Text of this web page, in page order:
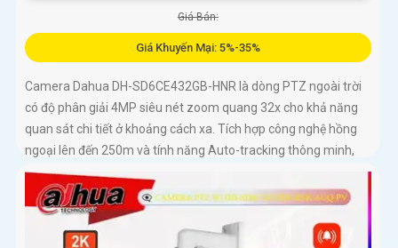
Giá Bán:
Giá Khuyến Mại: 5%-35%
Camera Dahua DH-SD6CE432GB-HNR là dòng PTZ ngoài trời
có độ phân giải 4MP siêu nét zoom quang 32x cho khả năng
quan sát chi tiết ở khoảng cách xa. Tích hợp công nghệ hồng
ngoại lên đến 250m và tính năng Auto-tracking thông minh,
camera dễ dàng phát hiện và tự động theo dõi mục tiêu
chuyển động